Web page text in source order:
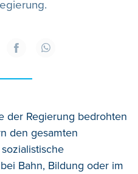
der Regierung bedrohten
den gesamten
Bahn, Bildung oder im